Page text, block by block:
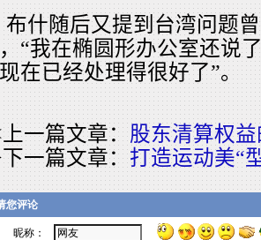
布什随后又提到台湾问题
“我在椭圆形办公室还说
在已经处理得很好了”。
一篇文章：股东清算权
一篇文章：打造运动美“